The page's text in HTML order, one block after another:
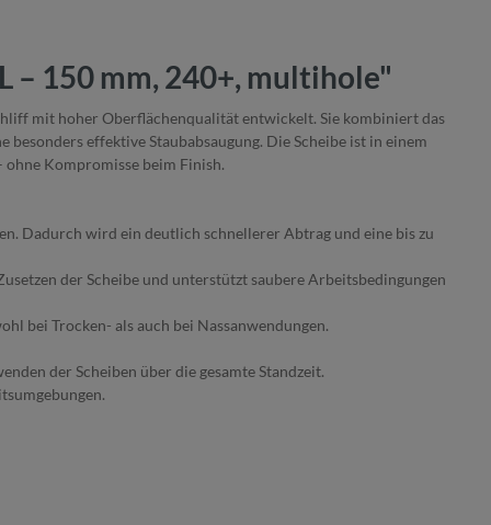
150 mm, 240+, multihole"
mit hoher Oberflächenqualität entwickelt. Sie kombiniert das
effektive Staubabsaugung. Die Scheibe ist in einem
Kompromisse beim Finish.
Dadurch wird ein deutlich schnellerer Abtrag und eine bis zu
der Scheibe und unterstützt saubere Arbeitsbedingungen
bei Trocken- als auch bei Nassanwendungen.
der Scheiben über die gesamte Standzeit.